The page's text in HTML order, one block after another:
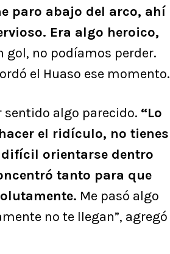
paro abajo del arco, ahí
Era algo heroico,
gol, no podíamos perder.
el Huaso ese momento.
sentido algo parecido. “Lo
el ridículo, no tienes
orientarse dentro
tanto para que
Me pasó algo
no te llegan”, agregó